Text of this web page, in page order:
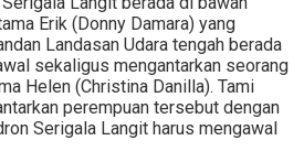
Erik (Donny Damara) yang
Landasan Udara tengah berada
sekaligus mengantarkan seorang
Helen (Christina Danilla). Tami
perempuan tersebut dengan
Serigala Langit harus mengawal